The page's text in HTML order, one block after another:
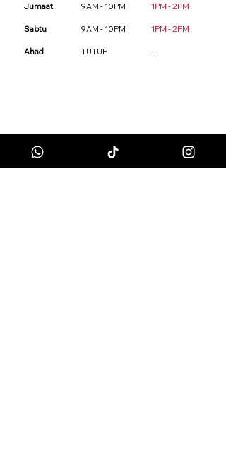
Jumaat 9AM - 10PM
Sabtu 9AM - 10PM
Ahad TUTUP
1PM - 2PM
1PM - 2PM
-